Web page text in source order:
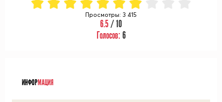
Просмотры: 3 415
6.5/ 10
Голосов: 6
ИНФОРМАЦИЯ